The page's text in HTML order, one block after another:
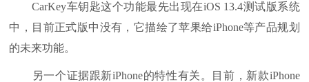
CarKey车钥匙这个功能最先出现在iOS 13.4测试版系统
中，目前正式版中没有，它描绘了苹果给iPhone等产品规划
的未来功能。
另一个证据跟新iPhone的特性有关。目前，新款iPhone